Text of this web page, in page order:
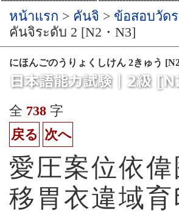
หน้าแรก > คันจิ > ข้อสอบวัด
คันจิระดับ 2 [N2・N3]
にほんごのうりょくしけん 2きゅう
全 738 字
戻る 次へ
愛圧案位依偉
移 胃 衣違域育